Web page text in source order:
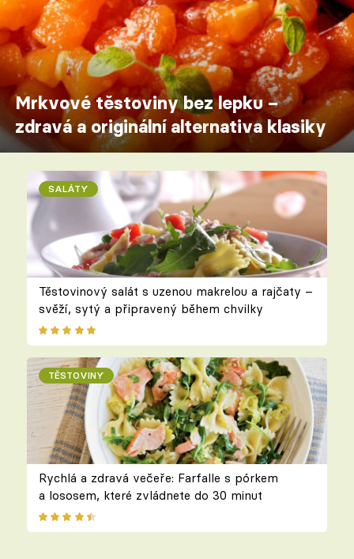
Mrkvové těstoviny bez lepku –
zdravá a originální alternativa klasiky
SALÁTY
Těstovinový salát s uzenou makrelou a rajčaty –
svěží, sytý a připravený během chvilky
TĚSTOVINY
Rychlá a zdravá večeře: Farfalle s pórkem
a lososem, které zvládnete do 30 minut